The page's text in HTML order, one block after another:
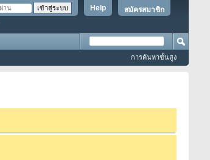
สมัครสมาชิก
Help
การค้นหาขั้นสูง